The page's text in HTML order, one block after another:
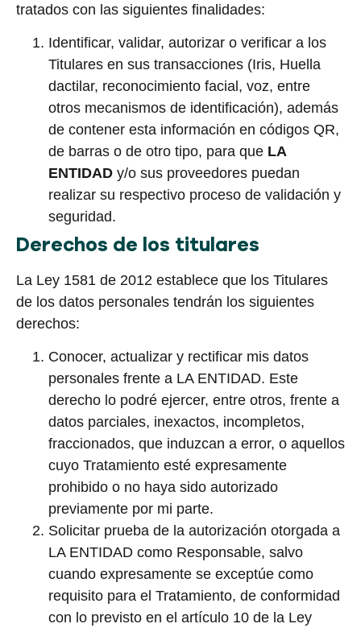
tratados con las siguientes finalidades:
Identificar, validar, autorizar o verificar a los
Titulares en sus transacciones (Iris, Huella
dactilar, reconocimiento facial, voz, entre
otros mecanismos de identificación), además
de contener esta información en códigos QR,
de barras o de otro tipo, para que LA
ENTIDAD y/o sus proveedores puedan
realizar su respectivo proceso de validación y
seguridad.
Derechos de los titulares
La Ley 1581 de 2012 establece que los Titulares
de los datos personales tendrán los siguientes
derechos:
Conocer, actualizar y rectificar mis datos
personales frente a LA ENTIDAD. Este
derecho lo podré ejercer, entre otros, frente a
datos parciales, inexactos, incompletos,
fraccionados, que induzcan a error, o aquellos
cuyo Tratamiento esté expresamente
prohibido o no haya sido autorizado
previamente por mi parte.
Solicitar prueba de la autorización otorgada a
LA ENTIDAD como Responsable, salvo
cuando expresamente se exceptúe como
requisito para el Tratamiento, de conformidad
con lo previsto en el artículo 10 de la Ley